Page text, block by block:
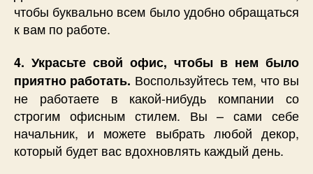
чтобы буквально всем было удобно обращаться
к вам по работе.
4. Украсьте свой офис, чтобы в нем было
приятно работать. Воспользуйтесь тем, что вы
не работаете в какой-нибудь компании со
строгим офисным стилем. Вы – сами себе
начальник, и можете выбрать любой декор,
который будет вас вдохновлять каждый день.